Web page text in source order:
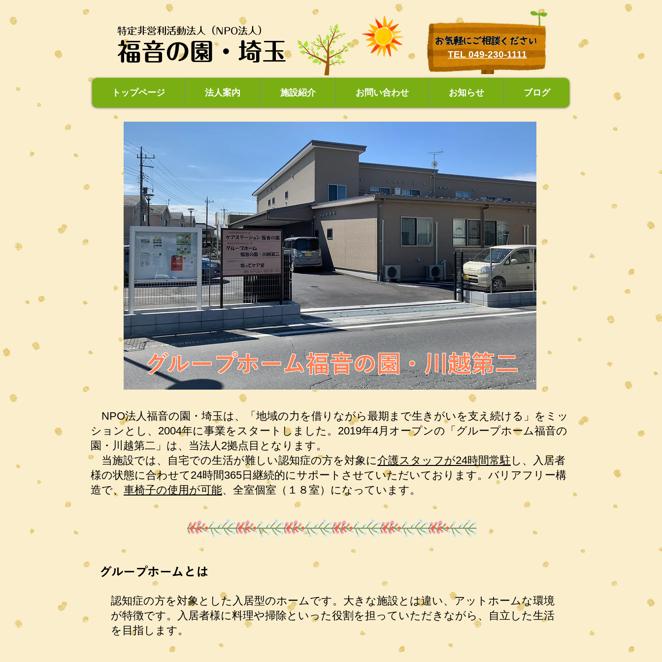
特定非営利活動法人（NPO法人）
福音の園・埼玉 TEL 049-230-1111
トップページ 法人案内 施設紹介 お問い合わせ お知らせ ブログ
グループホーム福音の園・川越第二
NPO法人福音の園・埼玉は、「地域の力を借りながら最期まで生きがいを支え続ける」をミッ
ションとし、2004年に事業をスタートしました。2019年4月オープンの「グループホーム福音の
園・川越第二」は、当法人2拠点目となります。
​ 当施設では、自宅での生活が難しい認知症の方を対象に介護スタッフが24時間常駐 し、入居者
様の状態に合わせて24時間365日継続的にサポートさせていただいております。バリアフリー構
造で、 車椅子の使用が可能、全室個室（１８室）になっています。
グループホームとは
認知症の方を対象とした入居型のホームです。大きな施設とは違い、アットホームな環境
が特徴です。入居者様に料理や掃除といった役割を担っていただきながら、自立した生活
を目指します。